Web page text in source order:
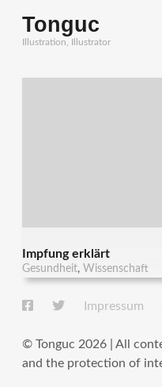
Inhalt
springen
Tonguc
Illustration, Illustrator
Impfung erklärt
Gesundheit,Wissenschaft
Impressum
© Tonguc 2026 | All
and the protection of